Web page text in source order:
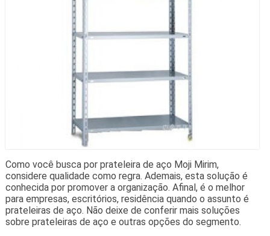
Como você busca por prateleira de aço Moji Mirim,
considere qualidade como regra. Ademais, esta solução é
conhecida por promover a organização. Afinal, é o melhor
para empresas, escritórios, residência quando o assunto é
prateleiras de aço. Não deixe de conferir mais soluções
sobre prateleiras de aço e outras opções do segmento.